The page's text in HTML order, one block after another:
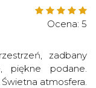
Ocena: 5
zadbany
piękne podane.
atmosfera.